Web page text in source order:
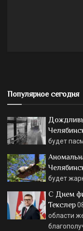
Популярное сегодня
будет
будет
С Днем
Текслер
области